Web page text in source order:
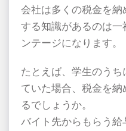
会社は多くの税金を
する知識があるのは
ンテージになります。
たとえば、学生のう
ていた場合、税金を
るでしょうか。
バイト先からもらう